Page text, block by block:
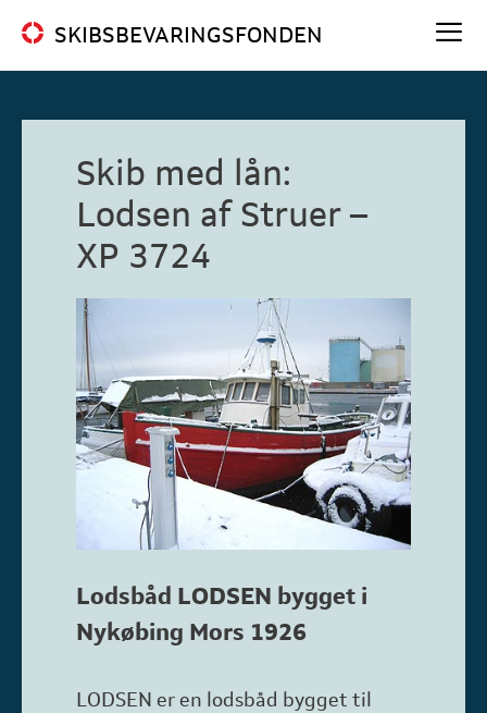
indhold
SKIBSBEVARINGSFONDEN
Skib med lån:
Lodsen af Struer –
XP 3724
Lodsbåd LODSEN bygget i
Nykøbing Mors 1926
LODSEN er en lodsbåd bygget til